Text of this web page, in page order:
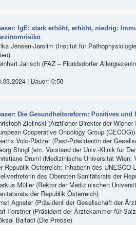
IgE: stark erhöht, erhöht, niedrig:
Jensen-Jarolim (Institut für
Jarisch (FAZ – Floridsdorfer
| Dauer: 0:50
Die Gesundheitsreform: Positives und
Zielinski (Ärztlicher Direktor der
Cooperative Oncology Group (CECOG))
Volc-Platzer (Past-Präsidentin der
Stingl (em. Vorstand der Univ.-Klinik für
Druml (Medizinische Universität
Republik Österreich; Inhaberin des UNESCO
des Obersten Sanitätsrats der
Müller (Rektor der Medizinischen
der Republik Österreich)
Agneter (Präsident der Gesellschaft der
Forstner (Präsident der Ärztekammer für
Baltaci (Die Presse)